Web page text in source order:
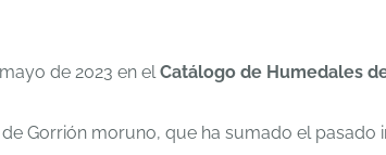
de 2023 en elCatálogo de Humedales
Gorrión moruno, que ha sumado el